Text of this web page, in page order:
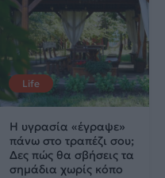
Life
Η υγρασία «έγραψε»
πάνω στο τραπέζι σου;
Δες πώς θα σβήσεις τα
σημάδια χωρίς κόπο